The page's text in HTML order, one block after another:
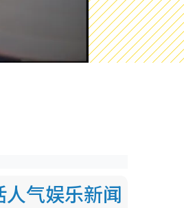
人气娱乐新闻